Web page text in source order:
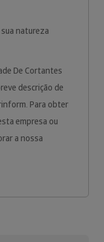
natureza
De Cortantes
descrição de
Para obter
empresa ou
a nossa